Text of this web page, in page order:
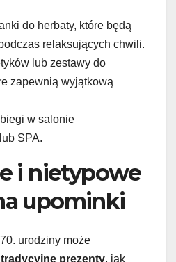
do herbaty, które będą
relaksujących chwili.
lub zestawy do
zapewnią wyjątkową
w salonie
SPA.
i nietypowe
upominki
urodziny może
tradycyjne prezenty, jak